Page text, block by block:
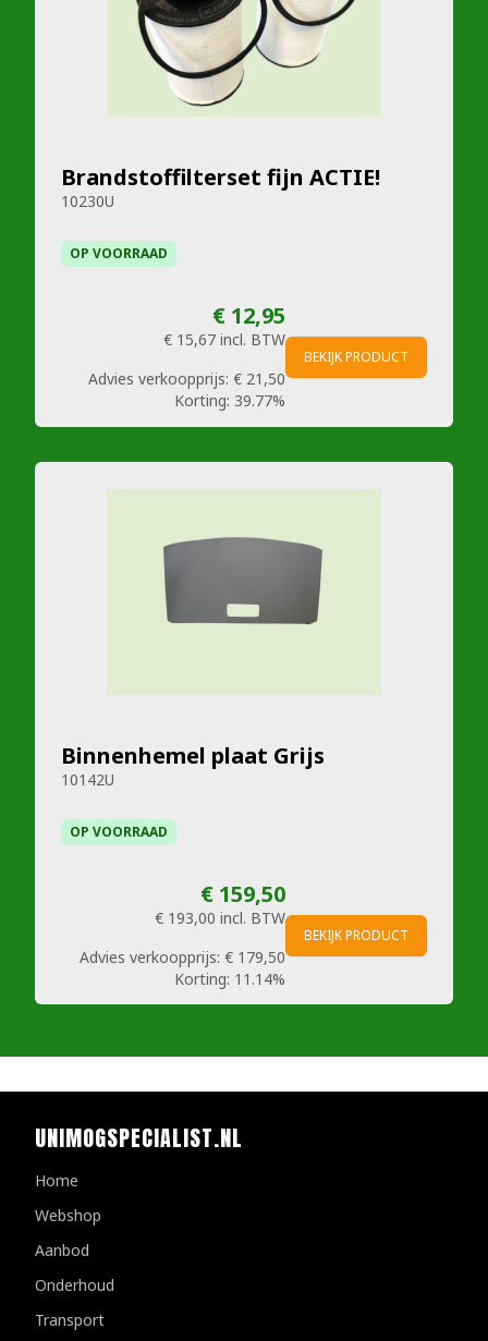
Brandstoffilterset fijn ACTIE!
10230U
OP VOORRAAD
€ 12,95
€ 15,67 incl. BTW
Advies verkoopprijs: € 21,50
Korting: 39.77%
BEKIJK PRODUCT
Binnenhemel plaat Grijs
10142U
OP VOORRAAD
€ 159,50
€ 193,00 incl. BTW
Advies verkoopprijs: € 179,50
Korting: 11.14%
BEKIJK PRODUCT
UNIMOGSPECIALIST.NL
Home
Webshop
Aanbod
Onderhoud
Transport